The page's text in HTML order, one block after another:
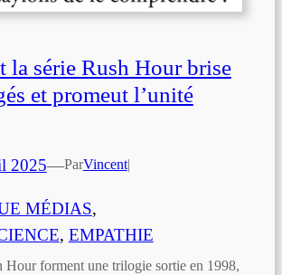
la série Rush Hour brise
et promeut l’unité
2025—ParVincent|
MÉDIAS
, EMPATHIE
Hour forment une trilogie sortie en 1998,